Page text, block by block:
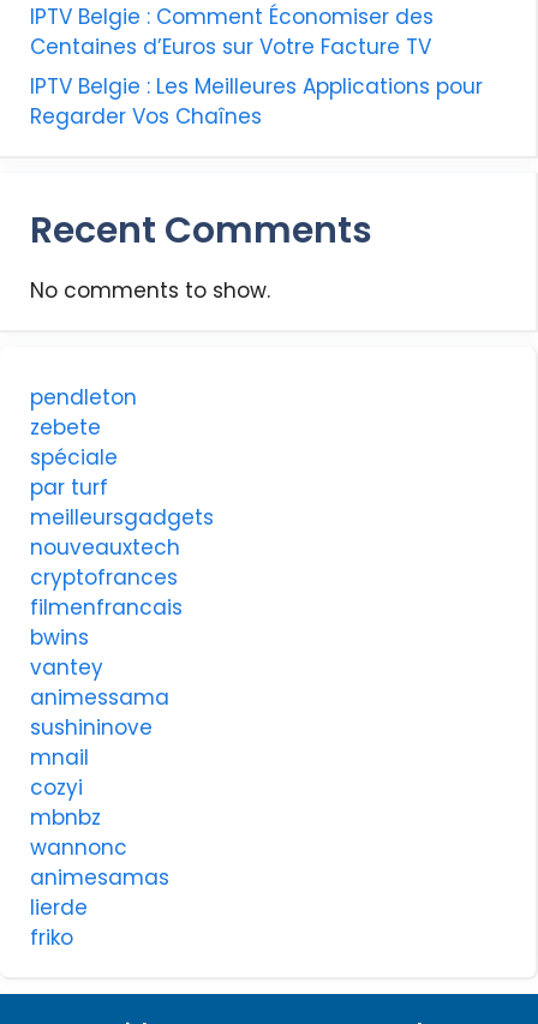
IPTV Belgie : Comment Économiser des
Centaines d’Euros sur Votre Facture TV
IPTV Belgie : Les Meilleures Applications pour
Regarder Vos Chaînes
Recent Comments
No comments to show.
pendleton
zebete
spéciale
par turf
meilleursgadgets
nouveauxtech
cryptofrances
filmenfrancais
bwins
vantey
animessama
sushininove
mnail
cozyi
mbnbz
wannonc
animesamas
lierde
friko